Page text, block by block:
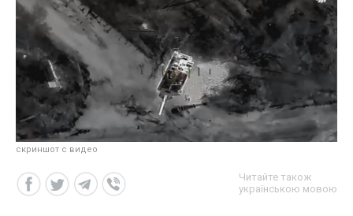
скриншот с видео
Читайте також
українською мовою